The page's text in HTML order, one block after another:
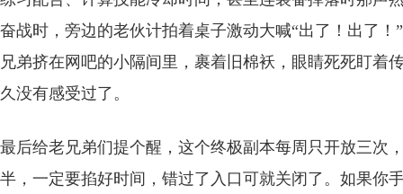
奋战时，旁边的老伙计拍着桌子激动大喊“出了！出了
兄弟挤在网吧的小隔间里，裹着旧棉袄，眼睛死死盯着
久没有感受过了。
最后给老兄弟们提个醒，这个终极副本每周只开放三次
半，一定要掐好时间，错过了入口可就关闭了。如果你